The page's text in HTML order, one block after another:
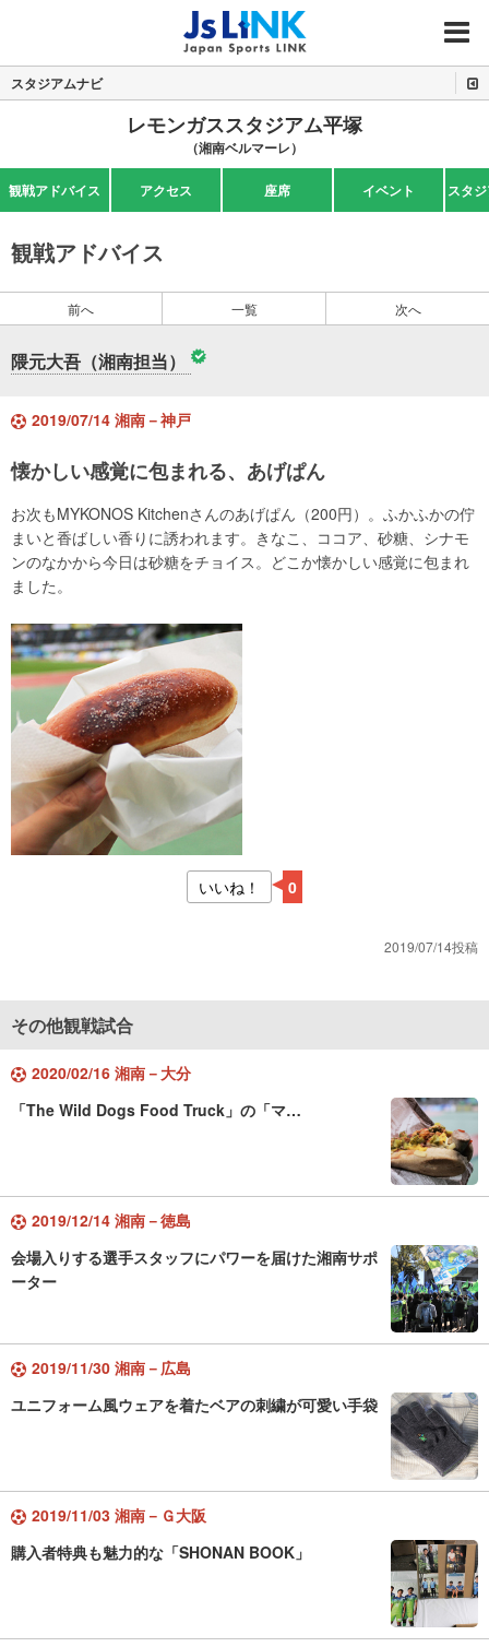
MENU
スタジアムナビ
レモンガススタジアム平塚
（湘南ベルマーレ）
観戦アドバイス アクセス 座席 イベント スタ
観戦アドバイス
前へ 一覧 次へ
隈元大吾（湘南担当）
2019/07/14 湘南－神戸
懐かしい感覚に包まれる、あげぱん
お次もMYKONOS Kitchenさんのあげぱん（200円）。ふかふかの佇
まいと香ばしい香りに誘われます。きなこ、ココア、砂糖、シナモ
ンのなかから今日は砂糖をチョイス。どこか懐かしい感覚に包まれ
ました。
いいね！ 0
2019/07/14投稿
その他観戦試合
2020/02/16 湘南－大分
「The Wild Dogs Food Truck」の「マ…
2019/12/14 湘南－徳島
会場入りする選手スタッフにパワーを届けた湘南サポ
ーター
2019/11/30 湘南－広島
ユニフォーム風ウェアを着たベアの刺繍が可愛い手袋
2019/11/03 湘南－Ｇ大阪
購入者特典も魅力的な「SHONAN BOOK」